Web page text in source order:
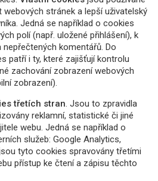
stránek a lepší uživatelský
Jedná se například o cookies
polí (např. uložené přihlášení), k
komentářů. Do
patří i ty, které zajišťují kontrolu
zachování zobrazení webových
zobrazení).
třetích stran. Jsou to zpravidla
reklamní, statistické či jiné
webu. Jedná se například o
služeb: Google Analytics,
tyto cookies spravovány třetími
přístup ke čtení a zápisu těchto